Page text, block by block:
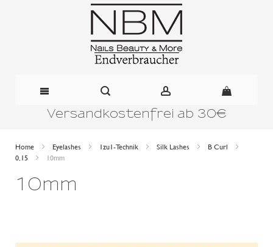
Inhalt
Versandkostenfrei ab 30€
Home Eyelashes 1zu1-Technik Silk Lashes
B Curl
0,15
10mm
10mm